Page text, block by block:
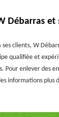
Débarras
clients, W
qualifiée et
enlever des
informations plus